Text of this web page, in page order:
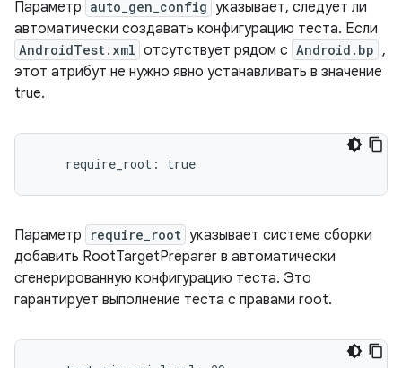
Параметр auto_gen_config указывает, следует ли
автоматически создавать конфигурацию теста. Если
AndroidTest.xml отсутствует рядом с Android.bp ,
этот атрибут не нужно явно устанавливать в значение
true.
Параметр require_root указывает системе сборки
добавить RootTargetPreparer в автоматически
сгенерированную конфигурацию теста. Это
гарантирует выполнение теста с правами root.